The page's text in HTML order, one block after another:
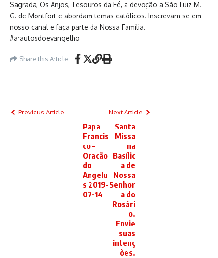
Sagrada, Os Anjos, Tesouros da Fé, a devoção a São Luiz M.
G. de Montfort e abordam temas católicos. Inscrevam-se em
nosso canal e faça parte da Nossa Família.
#arautosdoevangelho
Share this Article
Previous Article
Papa
Francis
co –
Oracão
do
Angelu
s 2019-
07-14
Next Article
Santa
Missa
na
Basílic
a de
Nossa
Senhor
a do
Rosári
o.
Envie
suas
intenç
ões.